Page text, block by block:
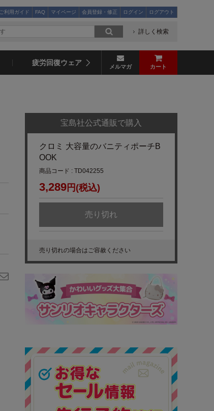
ご利用ガイド FAQ マイページ 会員登録・修正 ログイン ログアウト
詳しく検索
疲労回復ウェア メルマガ カート
宝島社公式通販で購入
クロミ 大容量のバニティポーチB
OOK
商品コード : TD042255
3,289 円(税込)
売り切れ
売り切れの場合はご容赦ください